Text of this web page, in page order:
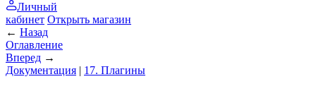
Личный
кабинет Открыть магазин
← Назад
Оглавление
Вперед →
Документация
17. Плагины